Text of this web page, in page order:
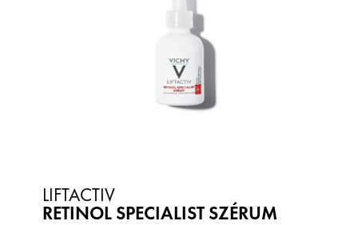
LIFTACTIV
RETINOL SPECIALIST SZÉRUM